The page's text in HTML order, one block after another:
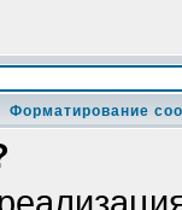
Форматирование